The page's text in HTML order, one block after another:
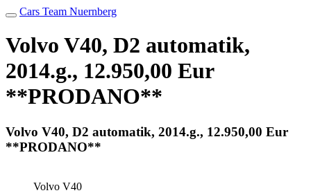
Cars Team Nuernberg
Volvo V40, D2 automatik,
2014.g., 12.950,00 Eur
**PRODANO**
Volvo V40, D2 automatik, 2014.g., 12.950,00 Eur
**PRODANO**
Volvo V40